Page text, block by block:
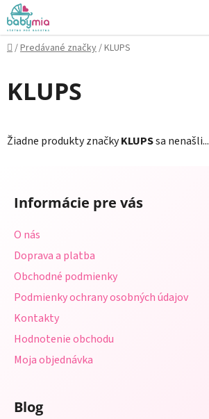
Prejsť
na
obsah
Domov
/Predávané značky/KLUPS
KLUPS
Žiadne produkty značkyKLUPSsa nenašli...
Informácie pre vás
O nás
Doprava a platba
Obchodné podmienky
Podmienky ochrany osobných údajov
Kontakty
Hodnotenie obchodu
Moja objednávka
Blog